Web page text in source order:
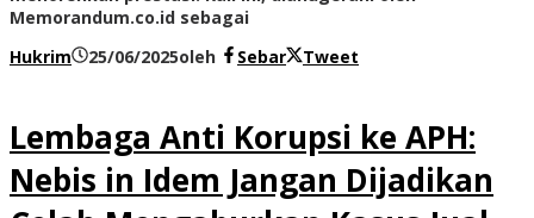
Memorandum.co.id sebagai
Hukrim
25/06/2025oleh Sebar Tweet
Lembaga Anti Korupsi ke APH:
Nebis in Idem Jangan Dijadikan